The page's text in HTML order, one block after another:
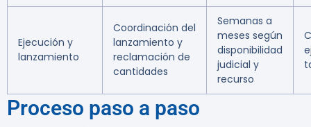
Ejecución y
lanzamiento
Coordinación del
lanzamiento y
reclamación de
cantidades
Semanas a
meses según
disponibilidad
judicial y
recurso
Proceso paso a paso